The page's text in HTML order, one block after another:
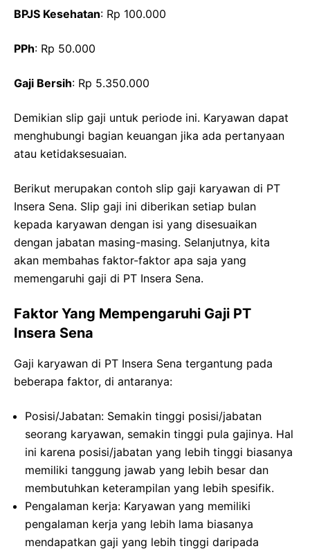
BPJS Kesehatan: Rp 100.000
PPh: Rp 50.000
Gaji Bersih: Rp 5.350.000
Demikian slip gaji untuk periode ini. Karyawan dapat
menghubungi bagian keuangan jika ada pertanyaan
atau ketidaksesuaian.
Berikut merupakan contoh slip gaji karyawan di PT
Insera Sena. Slip gaji ini diberikan setiap bulan
kepada karyawan dengan isi yang disesuaikan
dengan jabatan masing-masing. Selanjutnya, kita
akan membahas faktor-faktor apa saja yang
memengaruhi gaji di PT Insera Sena.
Faktor Yang Mempengaruhi Gaji PT
Insera Sena
Gaji karyawan di PT Insera Sena tergantung pada
beberapa faktor, di antaranya:
Posisi/Jabatan: Semakin tinggi posisi/jabatan
seorang karyawan, semakin tinggi pula gajinya. Hal
ini karena posisi/jabatan yang lebih tinggi biasanya
memiliki tanggung jawab yang lebih besar dan
membutuhkan keterampilan yang lebih spesifik.
Pengalaman kerja: Karyawan yang memiliki
pengalaman kerja yang lebih lama biasanya
mendapatkan gaji yang lebih tinggi daripada